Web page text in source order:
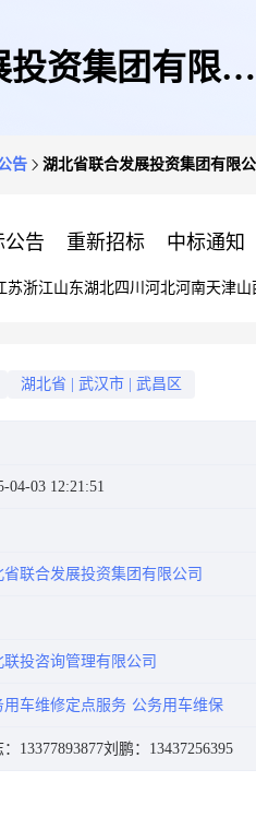
资集团有限公
公告
告 湖北省联合发展投资集团有限
公告 重新招标 中标通知
苏浙江山东湖北四川 河北河南天津山
湖北省 武汉市 武昌区
04-03 12:21:51
省联合发展投资集团有限公司
联投咨询管理有限公司
用车维修定点服务 公务用车维保
：13377893877刘鹏：13437256395